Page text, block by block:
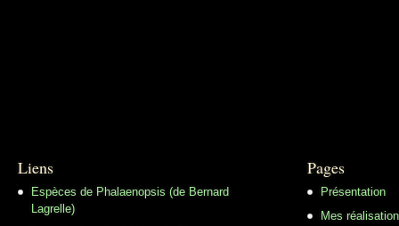
Liens
Espèces de Phalaenopsis (de Bernard
Lagrelle)
Pages
Présentation
Mes